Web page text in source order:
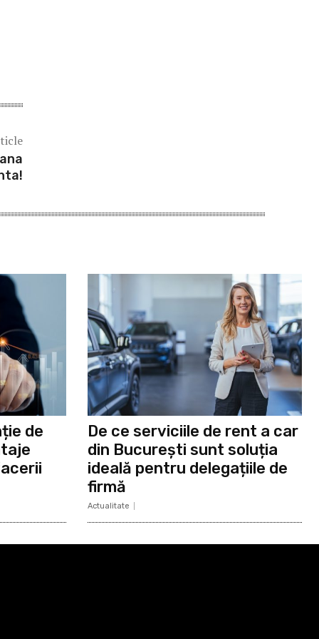
de
De ce serviciile de rent a car
din București sunt soluția
ideală pentru delegațiile de
firmă
Actualitate